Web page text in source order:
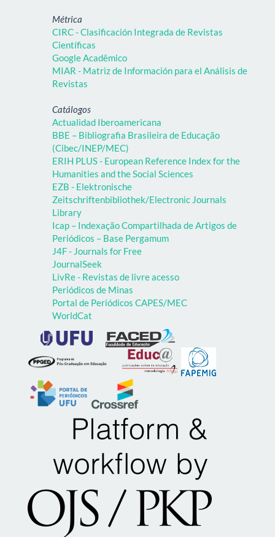
Métrica
CIRC - Clasificación Integrada de Revistas
Científicas
Google Acadêmico
MIAR - Matriz de Información para el Análisis de
Revistas
Catálogos
Actualidad Iberoamericana
BBE – Bibliografia Brasileira de Educação
(Cibec/INEP/MEC)
ERIH PLUS - European Reference Index for the
Humanities and the Social Sciences
EZB - Elektronische
Zeitschriftenbibliothek/Electronic Journals
Library
Icap – Indexação Compartilhada de Artigos de
Periódicos – Base Pergamum
J4F - Journals for Free
JournalSeek
LivRe - Revistas de livre acesso
Periódicos de Minas
Portal de Periódicos CAPES/MEC
WorldCat